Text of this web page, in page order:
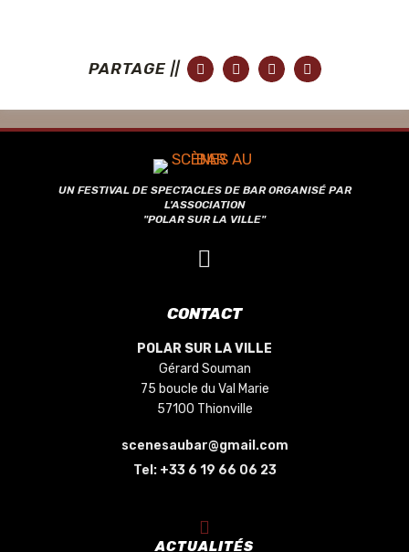
PARTAGE ||
UN FESTIVAL DE SPECTACLES DE BAR ORGANISÉ PAR
L'ASSOCIATION
"POLAR SUR LA VILLE"
CONTACT
POLAR SUR LA VILLE
Gérard Souman
75 boucle du Val Marie
57100 Thionville
scenesaubar@gmail.com
Tel: +33 6 19 66 06 23
ACTUALITÉS